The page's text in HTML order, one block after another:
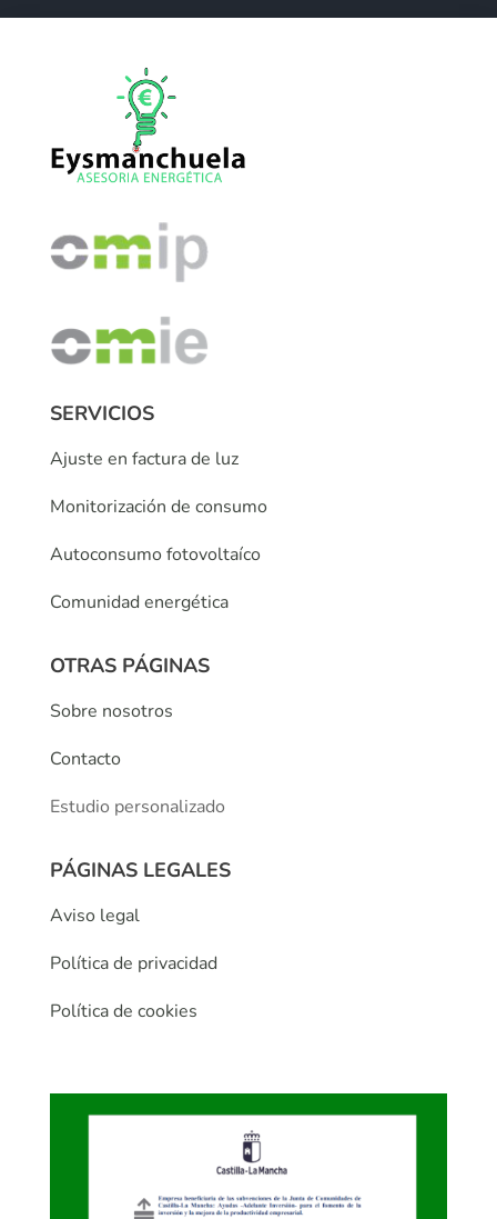
SERVICIOS
Ajuste en factura de luz
Monitorización de consumo
Autoconsumo fotovoltaíco
Comunidad energética
OTRAS PÁGINAS
Sobre nosotros
Contacto
Estudio personalizado
PÁGINAS LEGALES
Aviso legal
Política de privacidad
Política de cookies